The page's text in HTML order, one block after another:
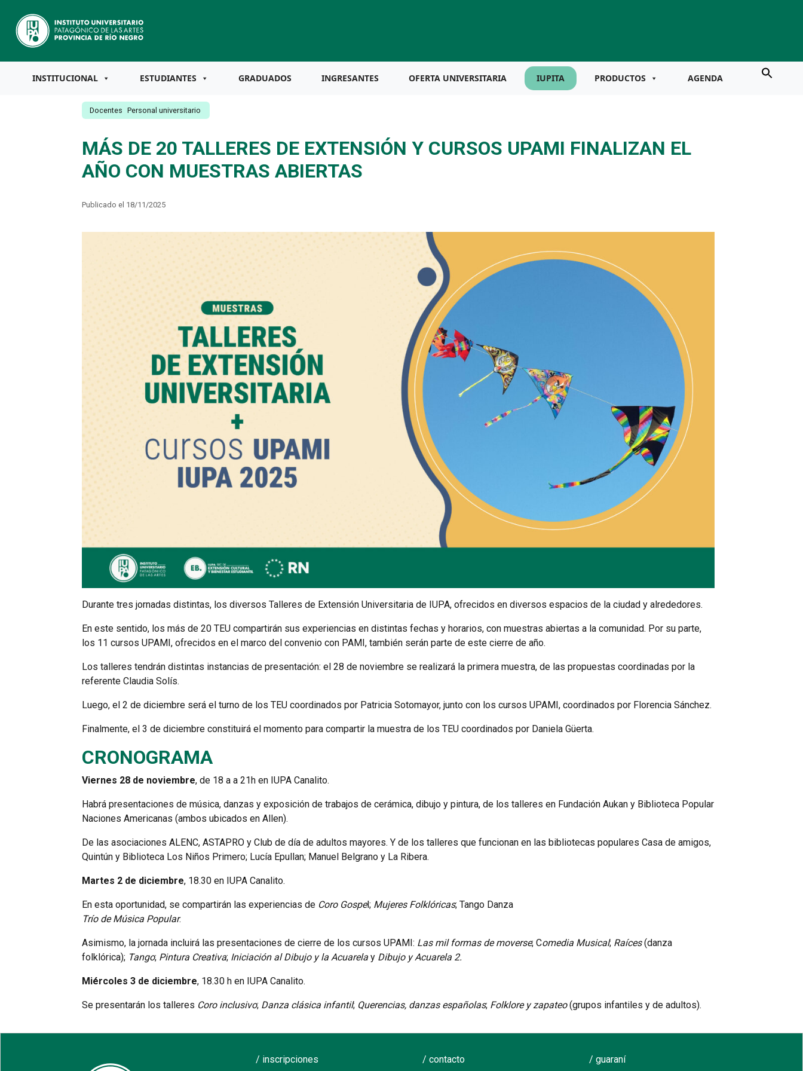
INSTITUCIONAL ESTUDIANTES GRADUADOS INGRESANTES OFERTA UNIVERSITARIA IUPITA PRODUCTOS AGENDA
Docentes Personal universitario
MÁS DE 20 TALLERES DE EXTENSIÓN Y CURSOS UPAMI FINALIZAN EL
AÑO CON MUESTRAS ABIERTAS
Publicado el 18/11/2025
Durante tres jornadas distintas, los diversos Talleres de Extensión Universitaria de IUPA, ofrecidos en diversos espacios de la ciudad y alrededores.
En este sentido, los más de 20 TEU compartirán sus experiencias en distintas fechas y horarios, con muestras abiertas a la comunidad. Por su parte,
los 11 cursos UPAMI, ofrecidos en el marco del convenio con PAMI, también serán parte de este cierre de año.
Los talleres tendrán distintas instancias de presentación: el 28 de noviembre se realizará la primera muestra, de las propuestas coordinadas por la
referente Claudia Solís.
Luego, el 2 de diciembre será el turno de los TEU coordinados por Patricia Sotomayor, junto con los cursos UPAMI, coordinados por Florencia Sánchez.
Finalmente, el 3 de diciembre constituirá el momento para compartir la muestra de los TEU coordinados por Daniela Güerta.
CRONOGRAMA
Viernes 28 de noviembre, de 18 a a 21h en IUPA Canalito.
Habrá presentaciones de música, danzas y exposición de trabajos de cerámica, dibujo y pintura, de los talleres en Fundación Aukan y Biblioteca Popular
Naciones Americanas (ambos ubicados en Allen).
De las asociaciones ALENC, ASTAPRO y Club de día de adultos mayores. Y de los talleres que funcionan en las bibliotecas populares Casa de amigos,
Quintún y Biblioteca Los Niños Primero; Lucía Epullan; Manuel Belgrano y La Ribera.
Martes 2 de diciembre, 18.30 en IUPA Canalito.
En esta oportunidad, se compartirán las experiencias de Coro Gospel; Mujeres Folklóricas; Tango Danza
Trío de Música Popular.
Asimismo, la jornada incluirá las presentaciones de cierre de los cursos UPAMI: Las mil formas de moverse; Comedia Musical; Raíces(danza
folklórica); Tango; Pintura Creativa; Iniciación al Dibujo y la Acuarela yDibujo y Acuarela 2.
Miércoles 3 de diciembre, 18.30 h en IUPA Canalito.
Se presentarán los talleres Coro inclusivo; Danza clásica infantil; Querencias, danzas españolas; Folklore y zapateo(grupos infantiles y de adultos).
/ inscripciones / contacto / guaraní